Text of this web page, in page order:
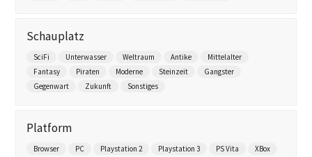
Schauplatz
SciFi Unterwasser Weltraum Antike
Mittelalter
Fantasy
Piraten Moderne Steinzeit
Gangster
Gegenwart
Zukunft Sonstiges
Platform
Browser PC Playstation 2 Playstation 3 PS Vita
XBox